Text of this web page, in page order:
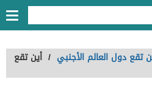
تقع دول العالم الأجنبي / أين تقع